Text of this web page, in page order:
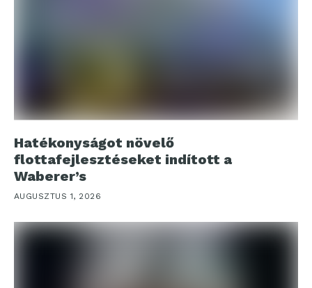
Hatékonyságot növelő
flottafejlesztéseket indított a
Waberer’s
AUGUSZTUS 1, 2026